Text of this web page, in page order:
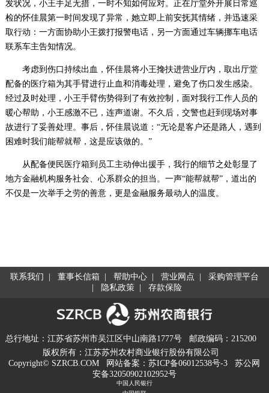
发状况，小王手足无措，一时不知如何应对。正在厅堂外开展日常巡
检的怀佳晨第一时间发现了异常，她立即上前安抚其情绪，并迅速采
取行动：一方面协助小王拨打报警电话，另一方面通过车辆挪车电话
联系车主告知情况。
考虑到伤口持续出血，怀佳晨将小王搀扶进营业厅内，取出厅堂
配备的医疗箱为其手臂进行止血和消毒处理，避免了伤口发生感染。
经过及时处理，小王手臂伤势得到了有效控制，面对我行工作人员的
暖心帮助，小王感激不已，连声道谢。不久后，交警也赶到现场对事
故进行了妥善处理。事后，怀佳晨说道：“无论是客户还是路人，遇到
困难时我们能帮就帮，这是应该做的。”
从配备便民医疗箱到员工主动伸出援手， 我行的细节之处彰显了
地方金融机构服务社会、心系群众的担当。一声“能帮就帮”，道出的
不仅是一次举手之劳的善意，更是金融服务最动人的温度。
联系我们 董事长信箱 帮助中心 营业网点
采购管理平台
隐私政策 存款保险
总行地址：江苏省苏州市吴江区中山南路1777号
邮政编码：215200
版权所有：江苏苏州农村商业银行股份有限公司
Copyright© SZRCB.COM
网站备案：苏ICP备06012538号-3
苏公网
安备32050902102952号
中国人民银行